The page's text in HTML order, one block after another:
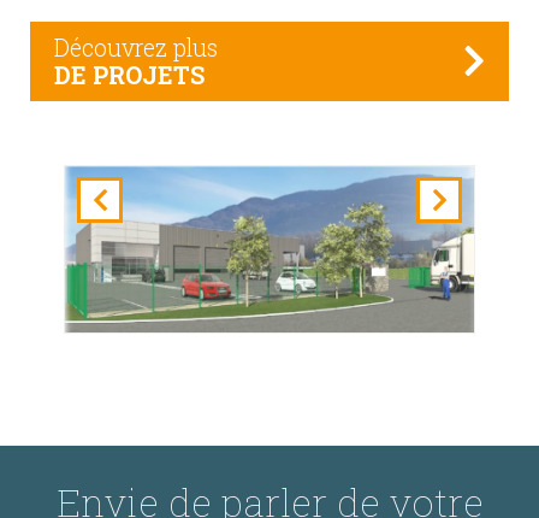
Découvrez plus
DE PROJETS
Envie de parler de votre